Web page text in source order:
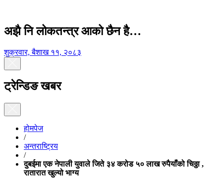
अझै नि लोकतन्त्र आको छैन है…
शुक्रवार, बैशाख ११, २०८३
ट्रेन्डिङ खबर
होमपेज
/
अन्तराष्ट्रिय
/
दुबईमा एक नेपाली युवाले जिते ३४ करोड ५० लाख रुपैयाँको चिठ्ठा ,
रातारात खुल्यो भाग्य